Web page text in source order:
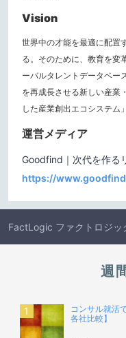
Vision
世界中の才能を最適に配置
る。 そのために、教育を変
ーバルタレントデータベー
を再成長させる新しい産業
した産業創出エコシステム
運営メディア
Goodfind｜次代を作る
https://
FactLogic ファクトロジッ
週
コンサル就活
各社比較】